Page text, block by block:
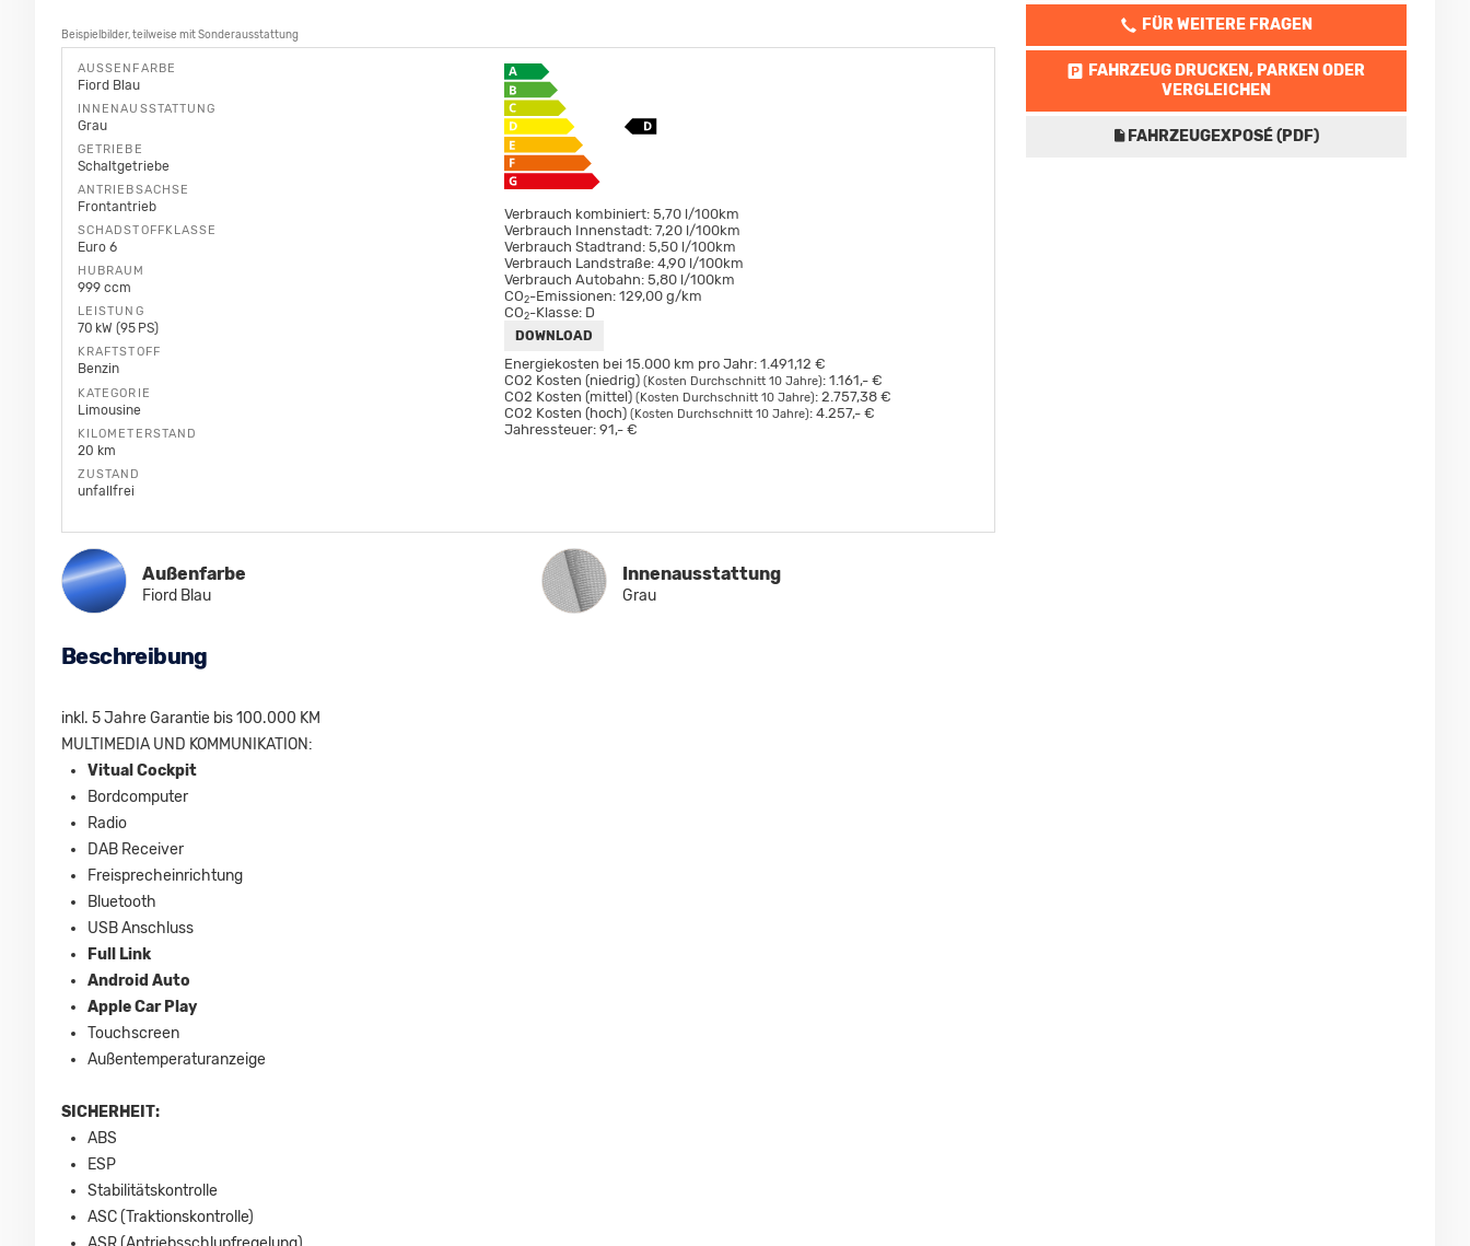
FÜR WEITERE FRAGEN
FAHRZEUG DRUCKEN, PARKEN ODER
VERGLEICHEN
FAHRZEUGEXPOSÉ (PDF)
Beispielbilder, teilweise mit Sonderausstattung
AUSSENFARBE
Fiord Blau
INNENAUSSTATTUNG
Grau
GETRIEBE
Schaltgetriebe
ANTRIEBSACHSE
Frontantrieb
SCHADSTOFFKLASSE
Euro 6
HUBRAUM
999 ccm
LEISTUNG
70 kW (95 PS)
KRAFTSTOFF
Benzin
KATEGORIE
Limousine
KILOMETERSTAND
20 km
ZUSTAND
unfallfrei
Verbrauch kombiniert: 5,70 l/100km
Verbrauch Innenstadt: 7,20 l/100km
Verbrauch Stadtrand: 5,50 l/100km
Verbrauch Landstraße: 4,90 l/100km
Verbrauch Autobahn: 5,80 l/100km
CO2-Emissionen: 129,00 g/km
CO2-Klasse: D
DOWNLOAD
Energiekosten bei 15.000 km pro Jahr: 1.491,12 €
CO2 Kosten (niedrig) (Kosten Durchschnitt 10 Jahre): 1.161,- €
CO2 Kosten (mittel) (Kosten Durchschnitt 10 Jahre): 2.757,38 €
CO2 Kosten (hoch) (Kosten Durchschnitt 10 Jahre): 4.257,- €
Jahressteuer: 91,- €
Außenfarbe
Fiord Blau
Innenausstattung
Innenausstattung
Grau
Beschreibung
inkl. 5 Jahre Garantie bis 100.000 KM
MULTIMEDIA UND KOMMUNIKATION:
Vitual Cockpit
Bordcomputer
Radio
DAB Receiver
Freisprecheinrichtung
Bluetooth
USB Anschluss
Full Link
Android Auto
Apple Car Play
Touchscreen
Außentemperaturanzeige
SICHERHEIT:
ABS
ESP
Stabilitätskontrolle
ASC (Traktionskontrolle)